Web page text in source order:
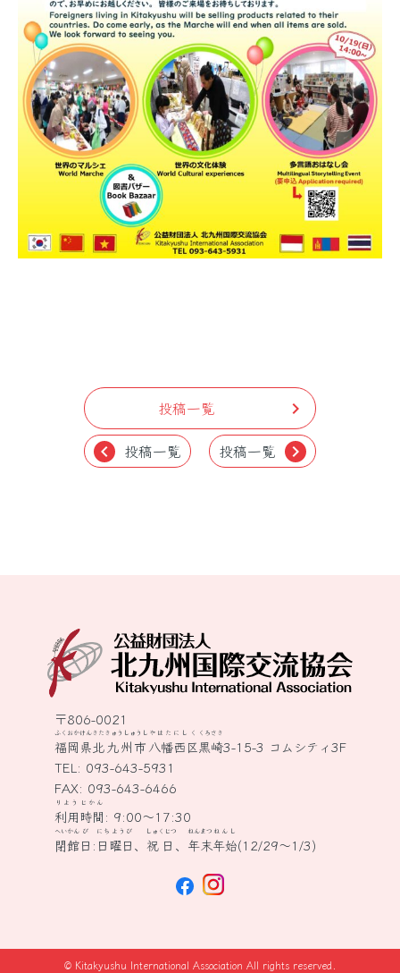
chevron_left 投稿一覧
投稿一覧
chevron_right
投稿一覧 chevron_right
〒806-0021
福岡県
ふくおかけん
北九州市
きたきゅうしゅうし
八幡西区
やはたにしく
黒崎
くろさき
3-15-3 コムシティ3F
TEL: 093-643-5931
FAX: 093-643-6466
利用
りよう
時間
じかん
: 9:00～17:30
閉館
へいかん
日
び
: 日曜日
にちようび
、 祝日
しゅくじつ
、 年末
ねんまつ
年始
ねんし
(12/29～1/3)
© Kitakyushu International Association All rights reserved.